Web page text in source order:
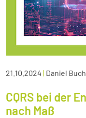
21.10.2024 | Daniel
CQRS bei der
nach Maß